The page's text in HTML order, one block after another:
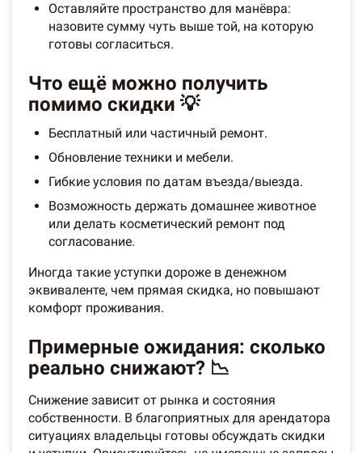
Оставляйте пространство для манёвра:
назовите сумму чуть выше той, на которую
готовы согласиться.
Что ещё можно получить
помимо скидки 💡
Бесплатный или частичный ремонт.
Обновление техники и мебели.
Гибкие условия по датам въезда/выезда.
Возможность держать домашнее животное
или делать косметический ремонт под
согласование.
Иногда такие уступки дороже в денежном
эквиваленте, чем прямая скидка, но повышают
комфорт проживания.
Примерные ожидания: сколько
реально снижают? 📉
Снижение зависит от рынка и состояния
собственности. В благоприятных для арендатора
ситуациях владельцы готовы обсуждать скидки